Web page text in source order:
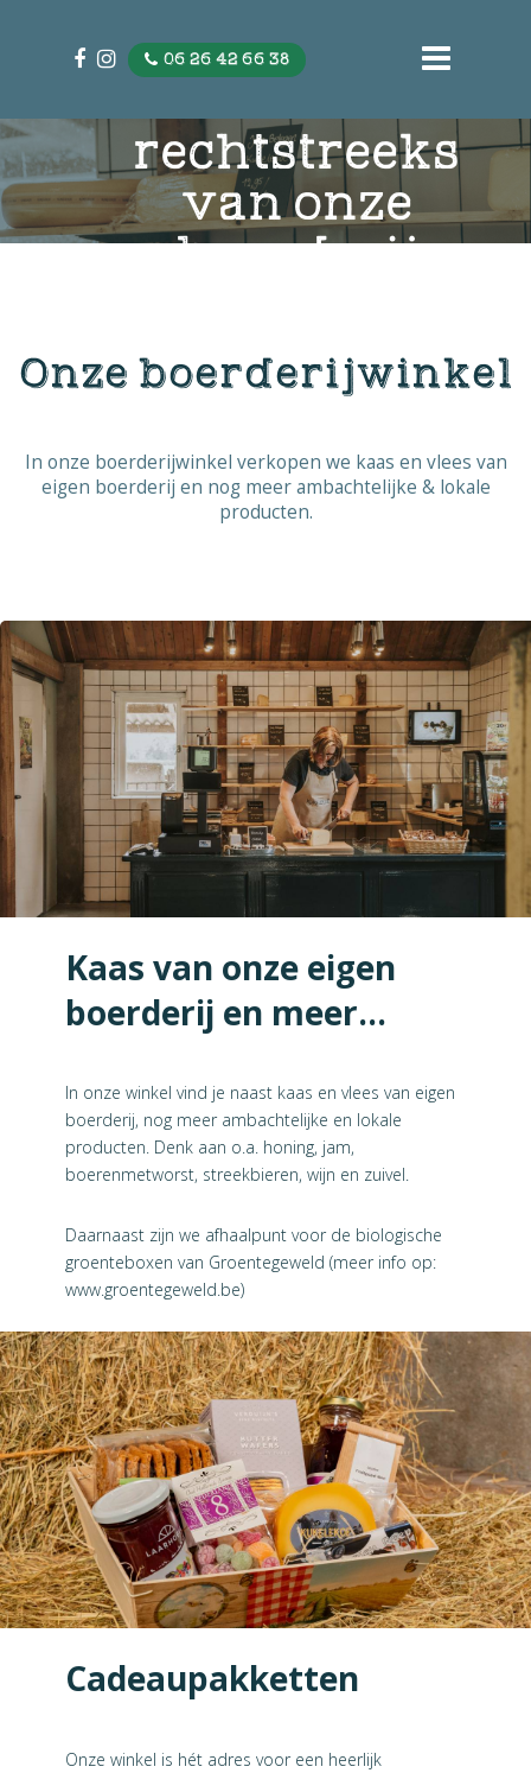
06 26 42 66 38
rechtstreeks
van onze
boerderij
Onze boerderijwinkel
In onze boerderijwinkel verkopen we kaas en vlees van
eigen boerderij en nog meer ambachtelijke & lokale
producten.
Kaas van onze eigen
boerderij en meer...
In onze winkel vind je naast kaas en vlees van eigen
boerderij, nog meer ambachtelijke en lokale
producten. Denk aan o.a. honing, jam,
boerenmetworst, streekbieren, wijn en zuivel.
Daarnaast zijn we afhaalpunt voor de biologische
groenteboxen van Groentegeweld (meer info op:
www.groentegeweld.be)
Cadeaupakketten
Onze winkel is hét adres voor een heerlijk